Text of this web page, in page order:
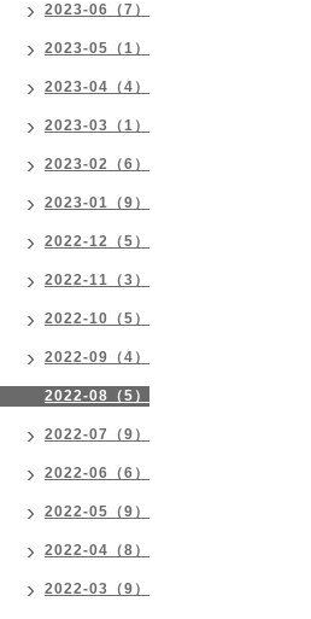
2023-06（7）
2023-05（1）
2023-04（4）
2023-03（1）
2023-02（6）
2023-01（9）
2022-12（5）
2022-11（3）
2022-10（5）
2022-09（4）
2022-08（5）
2022-07（9）
2022-06（6）
2022-05（9）
2022-04（8）
2022-03（9）